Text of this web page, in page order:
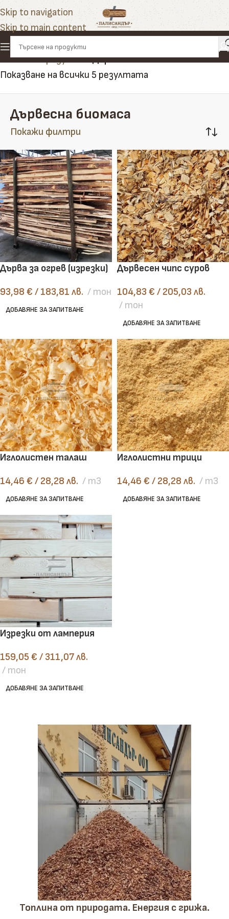
Skip to navigation
Skip to main content
Начало»Продукти»Дървесна биомаса
Показване на всички 5 резултата
Дървесна биомаса
Покажи филтри
Дърва за огрев (изрезки)
93,98 € / 183,81 лв. тон
ДОБАВЯНЕ ЗА ЗАПИТВАНЕ
Дървесен чипс суров
104,83 € / 205,03 лв.
тон
ДОБАВЯНЕ ЗА ЗАПИТВАНЕ
Иглолистен талаш
14,46 € / 28,28 лв. m3
ДОБАВЯНЕ ЗА ЗАПИТВАНЕ
Иглолистни трици
14,46 € / 28,28 лв. m3
ДОБАВЯНЕ ЗА ЗАПИТВАНЕ
Изрезки от ламперия
159,05 € / 311,07 лв.
тон
ДОБАВЯНЕ ЗА ЗАПИТВАНЕ
Топлина от природата. Енергия с грижа.